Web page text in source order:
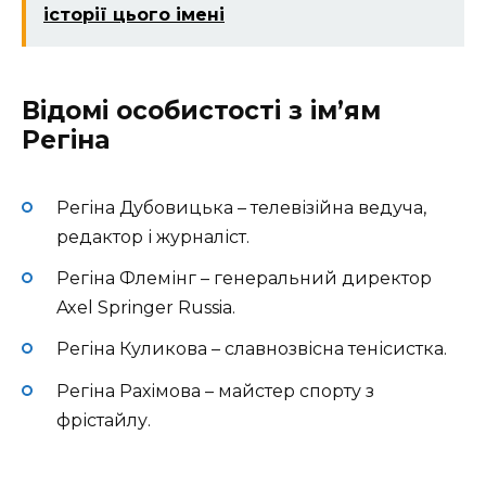
історії цього імені
Відомі особистості з ім’ям
Регіна
Регіна Дубовицька – телевізійна ведуча,
редактор і журналіст.
Регіна Флемінг – генеральний директор
Axel Springer Russia.
Регіна Куликова – славнозвісна тенісистка.
Регіна Рахімова – майстер спорту з
фрістайлу.